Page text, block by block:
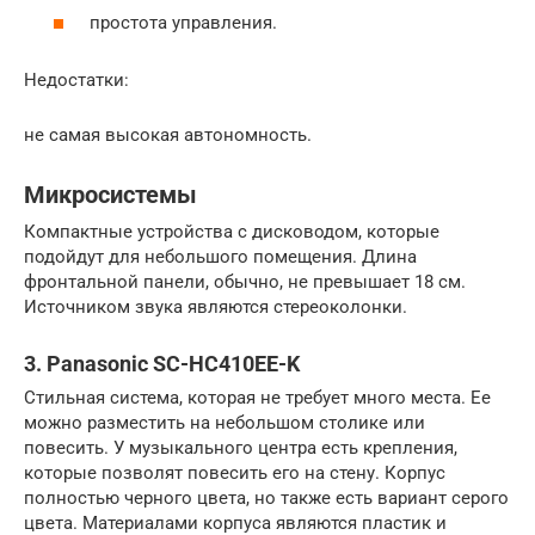
простота управления.
Недостатки:
не самая высокая автономность.
Микросистемы
Компактные устройства с дисководом, которые
подойдут для небольшого помещения. Длина
фронтальной панели, обычно, не превышает 18 см.
Источником звука являются стереоколонки.
3. Panasonic SC-HC410EE-K
Стильная система, которая не требует много места. Ее
можно разместить на небольшом столике или
повесить. У музыкального центра есть крепления,
которые позволят повесить его на стену. Корпус
полностью черного цвета, но также есть вариант серого
цвета. Материалами корпуса являются пластик и